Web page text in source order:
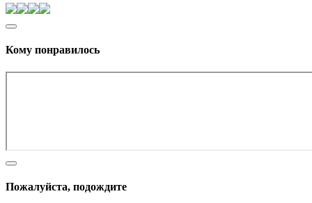
Кому понравилось
Пожалуйста, подождите